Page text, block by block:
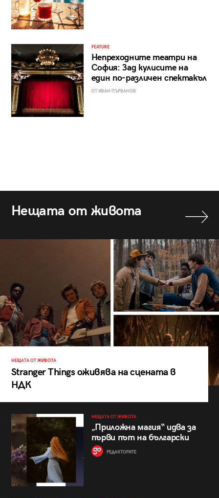
FEATURE
Непреходните театри на
София: Зад кулисите на
един по-различен спектакъл
ОТ ИВАН ПЪРВАНОВ
Нещата от живота
НЕЩАТА ОТ ЖИВОТА
Stranger Things оживява на сцената в
НДК
НЕЩАТА ОТ ЖИВОТА
„Приложна магия“ идва за
първи път на български
РЕДАКТОРИТЕ